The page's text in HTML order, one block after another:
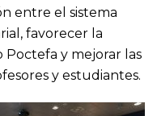
entre el sistema
favorecer la
Poctefa y mejorar las
y estudiantes.